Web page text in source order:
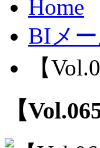
Home
BIメ
【
【